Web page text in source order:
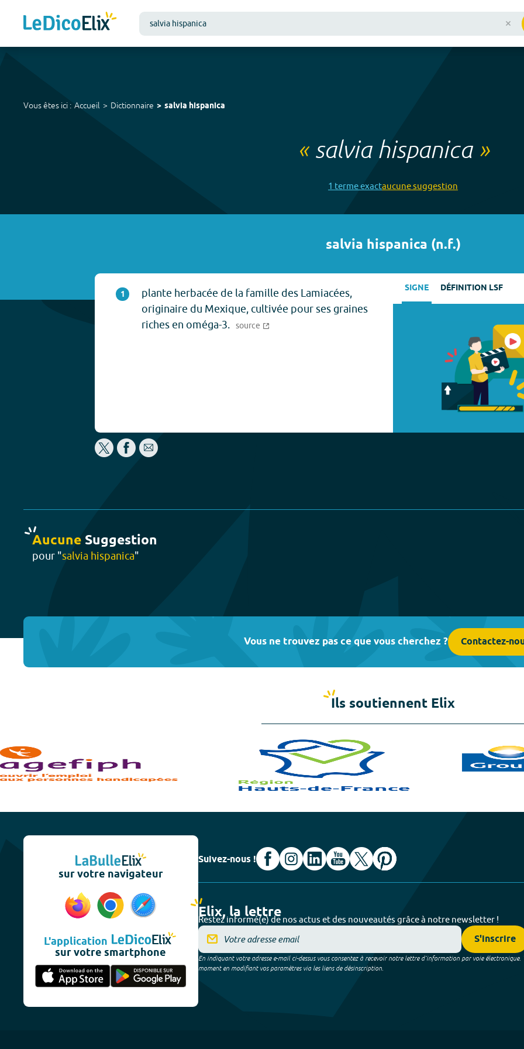
Vous êtes ici : Accueil Dictionnaire salvia hispanica
« salvia hispanica»
1 termeexactaucunesuggestion
salvia hispanica (n.f.)
1
plante herbacée de la famille des Lamiacées,
originaire du Mexique, cultivée pour ses graines
riches en oméga-3. source
SIGNE DÉFINITION LSF
Aucune Suggestion
pour "salvia hispanica"
Vous ne trouvez pas ce que vous cherchez ? Contactez-
Ils soutiennent Elix
sur votre navigateur
L'application
sur votre smartphone
Suivez-nous !
Elix, la lettre
Restez informé(e) de nos actus et des nouveautés grâce à notre newsletter !
S'inscrire
En indiquant votre adresse e-mail ci-dessus vous consentez à recevoir notre lettre d’information par voie électronique.
moment en modifiant vos paramètres via les liens de désinscription.